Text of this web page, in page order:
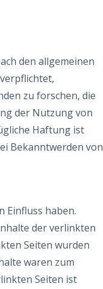
den allgemeinen
zu forschen, die
der Nutzung von
Haftung ist
Bekanntwerden von
Einfluss haben.
der verlinkten
Seiten wurden
waren zum
Seiten ist